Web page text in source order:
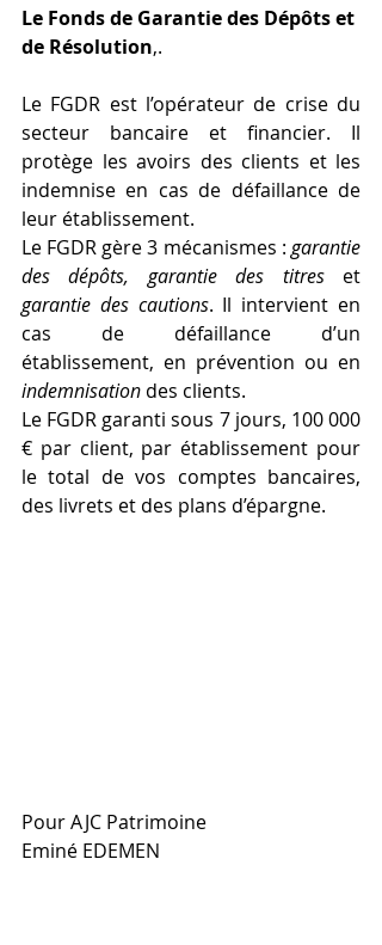
Le Fonds de Garantie des Dépôts et
de Résolution,.
Le FGDR est l’opérateur de crise du
secteur bancaire et financier. Il
protège les avoirs des clients et les
indemnise en cas de défaillance de
leur établissement.
Le FGDR gère 3 mécanismes : garantie
des dépôts, garantie des titres
garantie des cautions. Il intervient en
cas de défaillance d’un
indemnisation des clients.
Le FGDR garanti sous 7 jours, 100 000
€ par client, par établissement pour
le total de vos comptes bancaires,
des livrets et des plans d’épargne.
Pour AJC Patrimoine
Eminé EDEMEN